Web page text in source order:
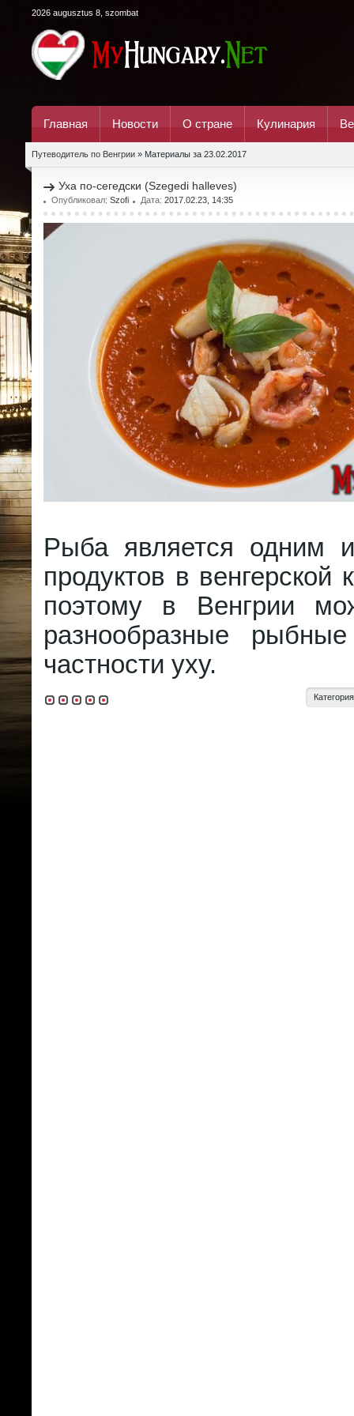
2026 augusztus 8, szombat
Главная Новости О стране Кулинария
Путеводитель по Венгрии » Материалы за 23.02.2017
Уха по-сегедски (Szegedi halleves)
Опубликовал: Szofi Дата: 2017.02.23, 14:35
Рыба является одним
продуктов в венгерской
поэтому в Венгрии
разнообразные
частности уху.